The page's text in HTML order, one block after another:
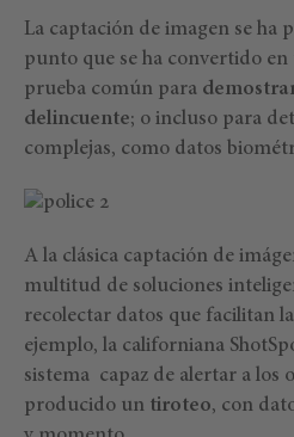
La captación de imagen se ha
punto que se ha convertido
prueba común para
delincuente; o incluso para
complejas, como datos
A la clásica captación de
multitud de soluciones
recolectar datos que facilitan
ejemplo, la californiana
sistema capaz de alertar a los
producido un tiroteo, con